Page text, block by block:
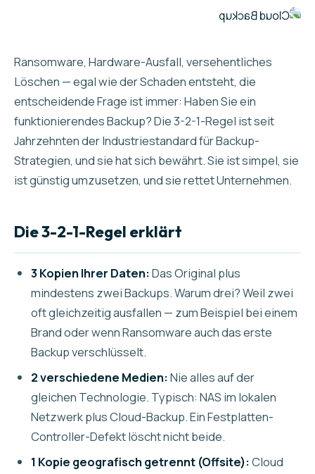
Ransomware, Hardware-Ausfall, versehentliches
Löschen — egal wie der Schaden entsteht, die
entscheidende Frage ist immer: Haben Sie ein
funktionierendes Backup? Die 3-2-1-Regel ist seit
Jahrzehnten der Industriestandard für Backup-
Strategien, und sie hat sich bewährt. Sie ist simpel, sie
ist günstig umzusetzen, und sie rettet Unternehmen.
Die 3-2-1-Regel erklärt
3 Kopien Ihrer Daten:Das Original plus
mindestens zwei Backups. Warum drei? Weil zwei
oft gleichzeitig ausfallen — zum Beispiel bei einem
Brand oder wenn Ransomware auch das erste
Backup verschlüsselt.
2 verschiedene Medien:Nie alles auf der
gleichen Technologie. Typisch: NAS im lokalen
Netzwerk plus Cloud-Backup. Ein Festplatten-
Controller-Defekt löscht nicht beide.
1 Kopie geografisch getrennt (Offsite):Cloud